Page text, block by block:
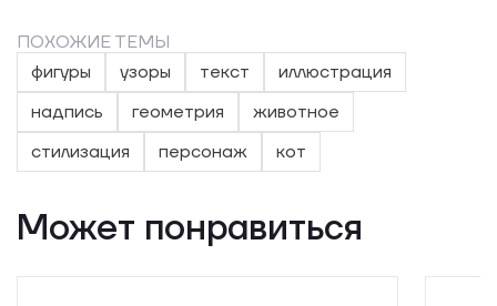
ПОХОЖИЕ ТЕМЫ
фигуры
узоры текст
иллюстрация
надпись
геометрия
животное
стилизация
персонаж кот
Может понравиться